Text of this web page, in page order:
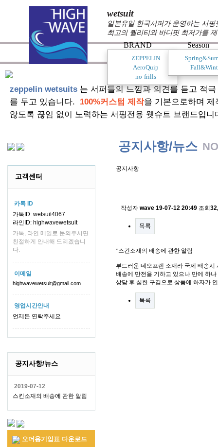
wetsuit
일본유일 한국서퍼가 운영하는 서
최고의 퀄리티와 바디핏 최저가를
BRAND
ZEPPELIN
AeroQuip
no-frills
Season
zeppelin wetsuits 는 서퍼들의 느낌과 의견를 듣고 적
를 두고 있습니다. 100%커스텀 제작을 기본으로하며
않도록 끊임 없이 노력하는 서핑전용 웻슈트 브랜드입니
고객센터
카톡 ID
카톡ID: wetsuit4067
라인ID: highwavewetsuit
카톡, 라인 메일로 문의주시면
친절하게 안내해 드리겠습니
다.
이메일
highwavewetsuit@gmail.com
영업시간안내
언제든 연락주세요
공지사항/뉴스
2019-07-12
스킨소재의 배송에 관한 알림
오더용기입표 다운로드
공지사항/뉴스
공지사항
작성자 wave 19-07-12 20:49 조회
목록
*스킨소재의 배송에 관한 알림
부드러운 네오프렌 소재라 국제 배송
배송에 만전을 기하고 있으나 만에 하
상담 후 심한 구김으로 상품에 하자가
목록